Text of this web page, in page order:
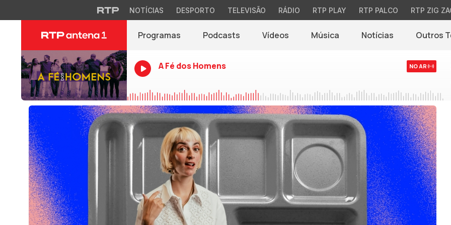
NOTÍCIAS DESPORTO TELEVISÃO RÁDIO RTP PLAY RTP PALCO RTP ZIG
Programas Podcasts Vídeos Música Notícias(abre em nova
Outros
A Fé dos Homens NO AR